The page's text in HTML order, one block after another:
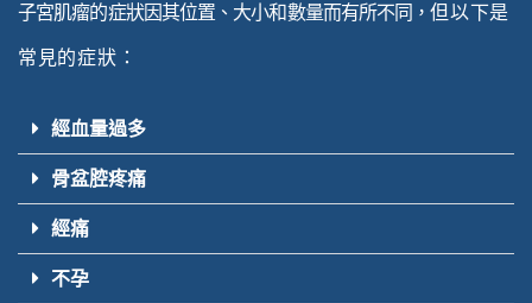
子宮肌瘤的症狀因其位置、大小和數量而有所不同，但以下是
常見的症狀：
經血量過多
骨盆腔疼痛
經痛
不孕